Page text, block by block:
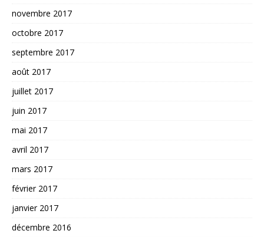
novembre 2017
octobre 2017
septembre 2017
août 2017
juillet 2017
juin 2017
mai 2017
avril 2017
mars 2017
février 2017
janvier 2017
décembre 2016